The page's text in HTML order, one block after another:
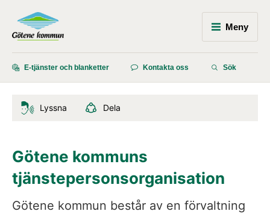
Meny
E-tjänster och blanketter Kontakta oss Sök
Lyssna Dela
Götene kommuns
tjänstepersonsorganisation
Götene kommun består av en förvaltning